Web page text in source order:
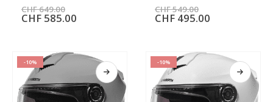
CHF649.00
CHF 585.00
CHF549.00
CHF 495.00
-10% -10%